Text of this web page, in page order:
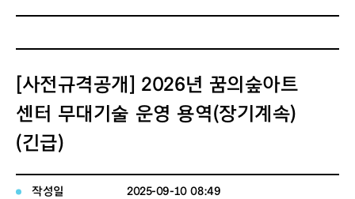
[사전규격공개] 2026년 꿈의숲아트
센터 무대기술 운영 용역(장기계속)
(긴급)
작성일 2025-09-10 08:49